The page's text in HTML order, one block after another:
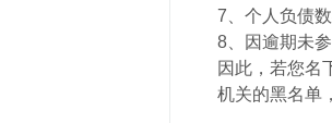
7、个人负债
8、因逾期未
因此，若您名
机关的黑名单